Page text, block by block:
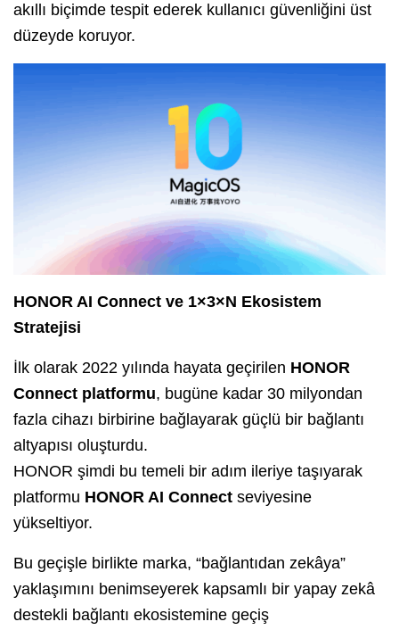
akıllı biçimde tespit ederek kullanıcı güvenliğini üst
düzeyde koruyor.
HONOR AI Connect ve 1×3×N Ekosistem
Stratejisi
İlk olarak 2022 yılında hayata geçirilen HONOR
Connect platformu, bugüne kadar 30 milyondan
fazla cihazı birbirine bağlayarak güçlü bir bağlantı
altyapısı oluşturdu.
HONOR şimdi bu temeli bir adım ileriye taşıyarak
platformu HONOR AI Connect seviyesine
yükseltiyor.
Bu geçişle birlikte marka, “bağlantıdan zekâya”
yaklaşımını benimseyerek kapsamlı bir yapay zekâ
destekli bağlantı ekosistemine geçiş